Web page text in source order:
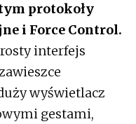
protokoły
i Force Control.
interfejs
wyświetlacz
gestami,